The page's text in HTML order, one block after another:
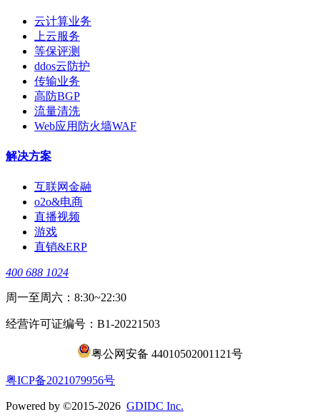
云计算业务
上云服务
等保评测
ddos云防护
传输业务
高防BGP
流量清洗
Web应用防火墙WAF
解决方案
互联网金融
o2o&电商
直播视频
游戏
直销&ERP
400 688 1024
周一至周六：8:30~22:30
经营许可证编号：B1-20221503
粤公网安备 44010502001121号
​粤ICP备2021079956号
Powered by ©2015-2026 GDIDC Inc.